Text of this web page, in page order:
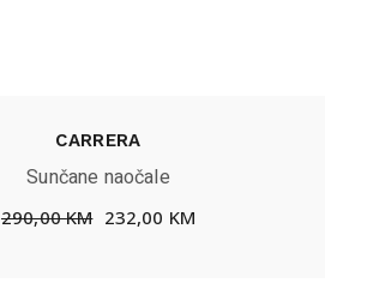
CARRERA
Sunčane naočale
290,00KM 232,00 KM